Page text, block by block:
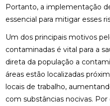
Portanto, a implementação
essencial para mitigar esses
Um dos principais motivos
contaminadas é vital para a
direta da população a
áreas estão localizadas
locais de trabalho,
com substâncias nocivas.